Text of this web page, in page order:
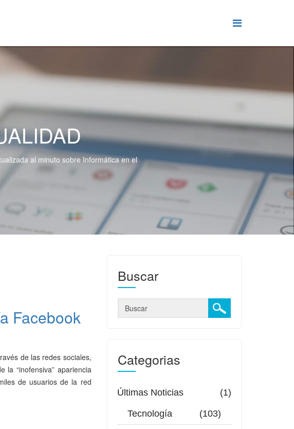
al minuto sobre Informática en el
Facebook
de las redes sociales,
la “inofensiva” apariencia
de usuarios de la red
Buscar
Categorias
Últimas Noticias (1)
Tecnología (103)